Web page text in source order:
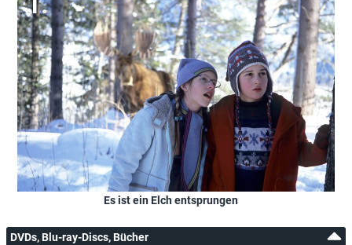
Es ist ein Elch entsprungen
DVDs, Blu-ray-Discs, Bücher